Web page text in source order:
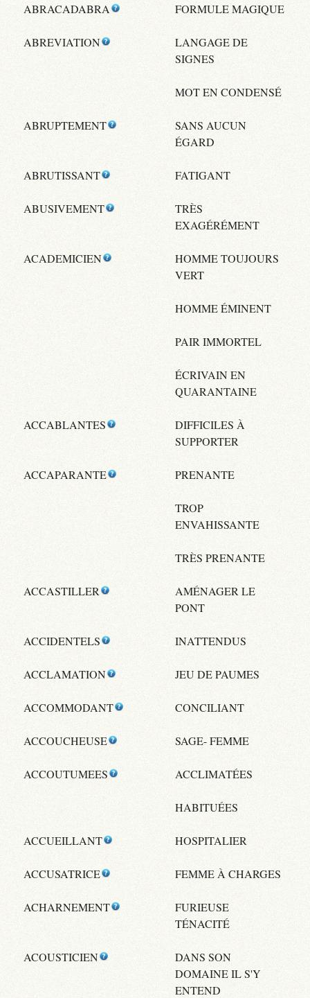
ABRACADABRA FORMULE MAGIQUE
ABREVIATION
LANGAGE DE
SIGNES
MOT EN CONDENSÉ
ABRUPTEMENT
SANS AUCUN
ÉGARD
ABRUTISSANT FATIGANT
ABUSIVEMENT
TRÈS
EXAGÉRÉMENT
ACADEMICIEN
HOMME TOUJOURS
VERT
HOMME ÉMINENT
PAIR IMMORTEL
ÉCRIVAIN EN
QUARANTAINE
ACCABLANTES
DIFFICILES À
SUPPORTER
ACCAPARANTE PRENANTE
TROP
ENVAHISSANTE
TRÈS PRENANTE
ACCASTILLER
AMÉNAGER LE
PONT
ACCIDENTELS INATTENDUS
ACCLAMATION JEU DE PAUMES
ACCOMMODANT CONCILIANT
ACCOUCHEUSE SAGE- FEMME
ACCOUTUMEES ACCLIMATÉES
HABITUÉES
ACCUEILLANT HOSPITALIER
ACCUSATRICE FEMME À CHARGES
ACHARNEMENT
FURIEUSE
TÉNACITÉ
ACOUSTICIEN
DANS SON
DOMAINE IL S'Y
ENTEND